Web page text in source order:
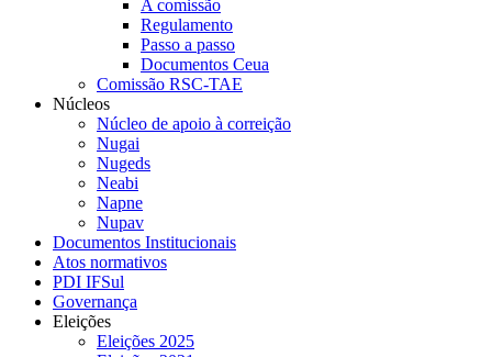
A comissão
Regulamento
Passo a passo
Documentos Ceua
Comissão RSC-TAE
Núcleos
Núcleo de apoio à correição
Nugai
Nugeds
Neabi
Napne
Nupav
Documentos Institucionais
Atos normativos
PDI IFSul
Governança
Eleições
Eleições 2025